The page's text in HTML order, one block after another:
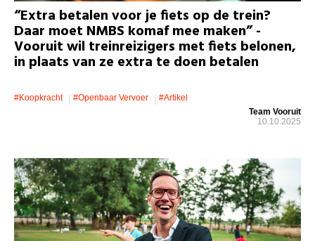
“Extra betalen voor je fiets op de trein?
Daar moet NMBS komaf mee maken” -
Vooruit wil treinreizigers met fiets belonen,
in plaats van ze extra te doen betalen
#koopkracht #openbaar Vervoer
#artikel
Team Vooruit
10.10.2025